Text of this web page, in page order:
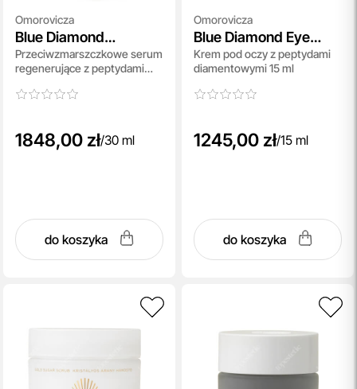
Omorovicza
Blue Diamond
Concentrate
Przeciwzmarszczkowe serum
regenerujące z peptydami
1848,00 zł/30 ml
do koszyka
Omorovicza
Blue Diamond Eye
Cream
Krem pod oczy z peptydami
diamentowymi 15 ml
1245,00 zł/15 ml
do koszyka